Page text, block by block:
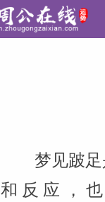
梦见跛
和反应，